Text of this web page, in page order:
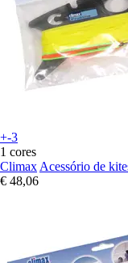
+-3
1 cores
Climax Acessório de
€ 48,06